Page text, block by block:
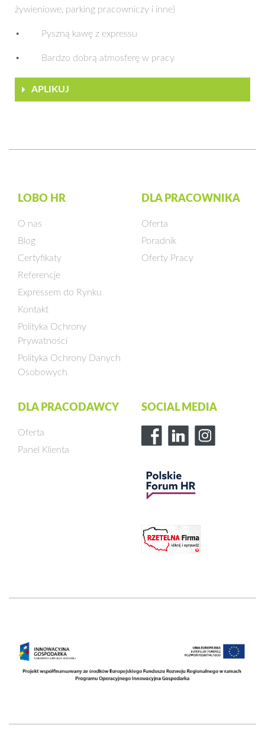
żywieniowe, parking pracowniczy i inne)
• Pyszną kawę z expressu
• Bardzo dobrą atmosferę w pracy
APLIKUJ
LOBO HR
O nas
Blog
Certyfikaty
Referencje
Expressem do Rynku
Kontakt
Polityka Ochrony
Prywatności
Polityka Ochrony Danych
Osobowych
DLA PRACOWNIKA
Oferta
Poradnik
Oferty Pracy
DLA PRACODAWCY
Oferta
Panel Klienta
SOCIAL MEDIA